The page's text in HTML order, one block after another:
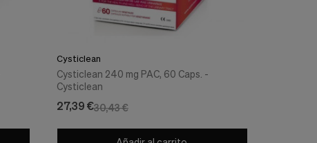
Cysticlean
Cysticlean 240 mg PAC, 60 Caps. -
Cysticlean
30,43 €
27,39 €